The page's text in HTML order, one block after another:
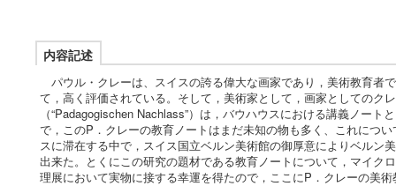
内容記述
パウル・クレーは、スイスの誇る偉大な画家であり，美術教育者
て，高く評価されている。そして，美術家として，画家としてのク
（“Padagogischen Nachlass”）は，バウハウスにおける講義ノー
で，このP．クレーの教育ノートはまだ未知の物も多く、これにつ
スに滞在する中で，スイス国立ベルン美術館の御厚意によりベル
出来た。とくにこの研究の題材である教育ノートについて，マイク
理展において実物に接する幸運を得たので，ここにP．クレーの美